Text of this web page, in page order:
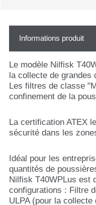
Informations produit
Le modèle Nilfisk
la collecte de grandes
Les filtres de classe
confinement de la
La certification ATEX
sécurité dans les
Idéal pour les
quantités de
Nilfisk T40WPLus est
configurations : Filtre
ULPA (pour la